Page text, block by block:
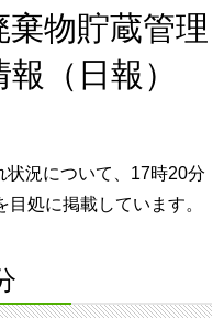
物貯蔵管理
（日報）
況について、17時20分
処に掲載しています。